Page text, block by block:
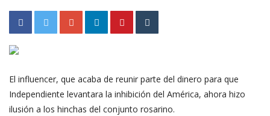
El influencer, que acaba de reunir parte del dinero para que
Independiente levantara la inhibición del América, ahora hizo
ilusión a los hinchas del conjunto rosarino.